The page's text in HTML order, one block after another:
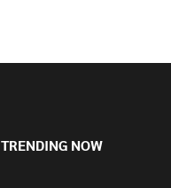
TRENDING NOW